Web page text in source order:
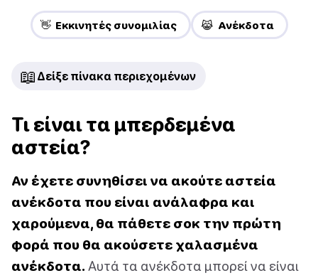
👋 Εκκινητές συνομιλίας 😹 Ανέκδοτα
📖 Δείξε πίνακα περιεχομένων
Τι είναι τα μπερδεμένα
αστεία?
Αν έχετε συνηθίσει να ακούτε αστεία
ανέκδοτα που είναι ανάλαφρα και
χαρούμενα, θα πάθετε σοκ την πρώτη
φορά που θα ακούσετε χαλασμένα
ανέκδοτα. Αυτά τα ανέκδοτα μπορεί να είναι